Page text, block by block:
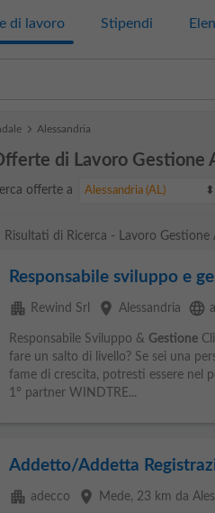
di lavoro Stipendi
Alessandria
di Lavoro Gestione
offerte a Alessandria (AL)
Risultati di Ricerca - Lavoro Gestione
Responsabile sviluppo e
apartment Rewind Srl place Alessandria language
Responsabile Sviluppo & Gestione
fare un salto di livello? Se sei una
fame di crescita, potresti essere nel
1° partner WINDTRE...
Addetto/Addetta
apartment adecco place Mede, 23 km da